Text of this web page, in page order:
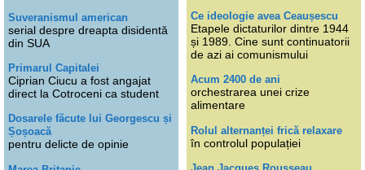
Suveranismul american
serial despre dreapta disidentă
din SUA
Primarul Capitalei
Ciprian Ciucu a fost angajat
direct la Cotroceni ca student
Dosarele făcute lui Georgescu și
Șoșoacă
pentru delicte de opinie
Ce ideologie avea Ceaușescu
Etapele dictaturilor dintre 1944
și 1989. Cine sunt continuatorii
de azi ai comunismului
Acum 2400 de ani
orchestrarea unei crize
alimentare
Rolul alternanței frică relaxare
în controlul populației